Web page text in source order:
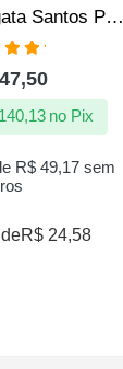
Camiseta Regata Santos Peixe Tubarão – Produto Oficial
5
R$ 49,17 sem
no Pix
R$ 24,58